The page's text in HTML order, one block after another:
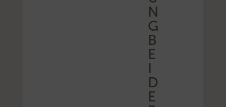
N
G
B
E
I
D
E